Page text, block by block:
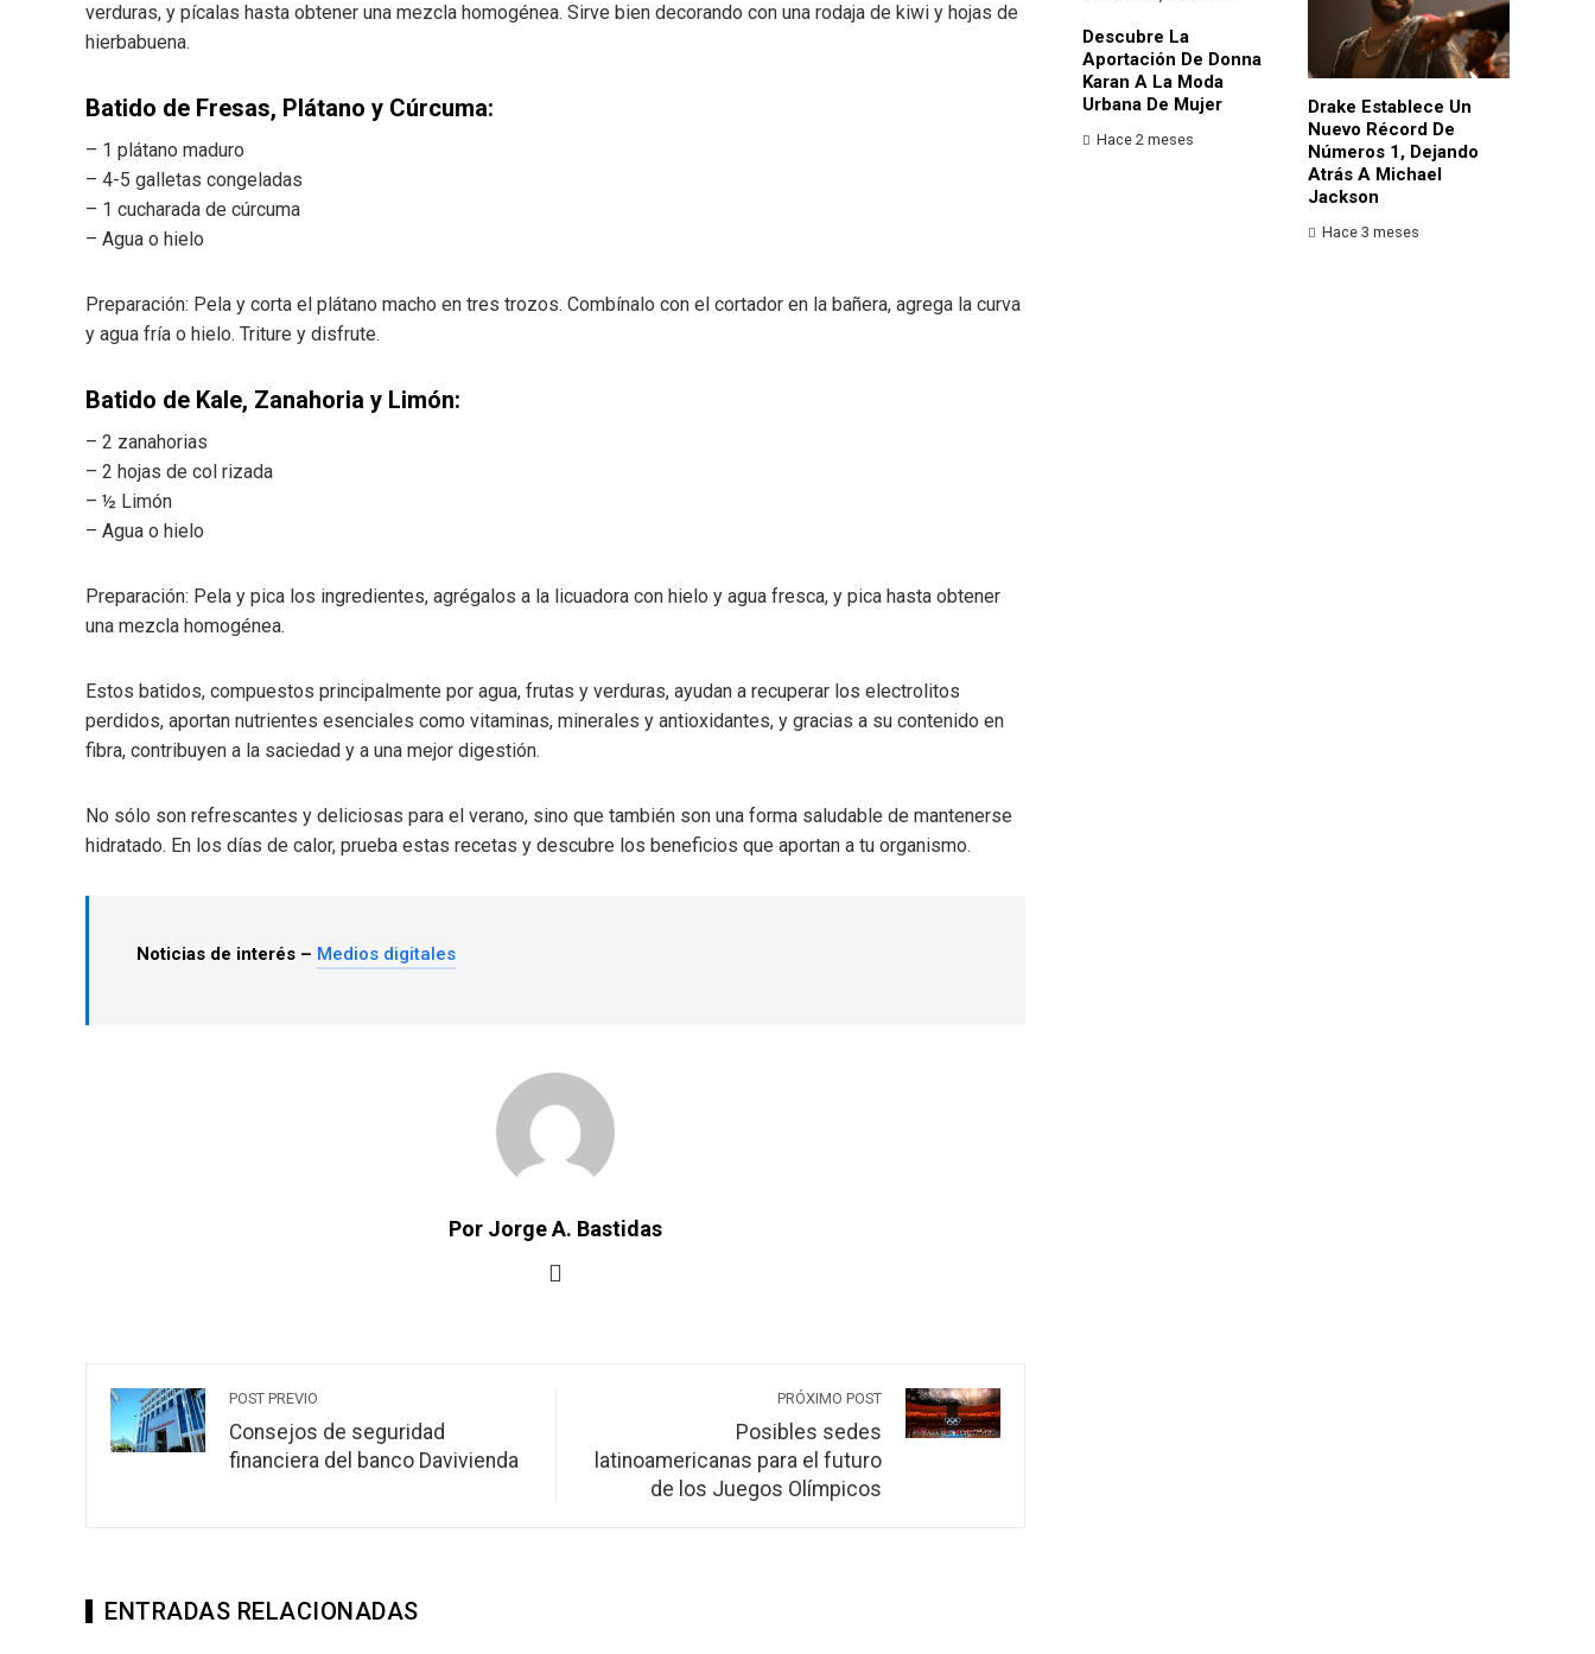
verduras, y pícalas hasta obtener una mezcla homogénea. Sirve bien decorando con una rodaja de kiwi y hojas de
hierbabuena.
Batido de Fresas, Plátano y Cúrcuma:
– 1 plátano maduro
– 4-5 galletas congeladas
– 1 cucharada de cúrcuma
– Agua o hielo
Preparación: Pela y corta el plátano macho en tres trozos. Combínalo con el cortador en la bañera, agrega la curva
y agua fría o hielo. Triture y disfrute.
Batido de Kale, Zanahoria y Limón:
– 2 zanahorias
– 2 hojas de col rizada
– ½ Limón
– Agua o hielo
Preparación: Pela y pica los ingredientes, agrégalos a la licuadora con hielo y agua fresca, y pica hasta obtener
una mezcla homogénea.
Estos batidos, compuestos principalmente por agua, frutas y verduras, ayudan a recuperar los electrolitos
perdidos, aportan nutrientes esenciales como vitaminas, minerales y antioxidantes, y gracias a su contenido en
fibra, contribuyen a la saciedad y a una mejor digestión.
No sólo son refrescantes y deliciosas para el verano, sino que también son una forma saludable de mantenerse
hidratado. En los días de calor, prueba estas recetas y descubre los beneficios que aportan a tu organismo.
Noticias de interés – Medios digitales
Por Jorge A. Bastidas
POST PREVIO
Consejos de seguridad
financiera del banco Davivienda
PRÓXIMO POST
Posibles sedes
latinoamericanas para el futuro
de los Juegos Olímpicos
ENTRADAS RELACIONADAS
Descubre La
Aportación De Donna
Karan A La Moda
Urbana De Mujer
Hace 2 meses
Drake Establece Un
Nuevo Récord De
Números 1, Dejando
Atrás A Michael
Jackson
Hace 3 meses